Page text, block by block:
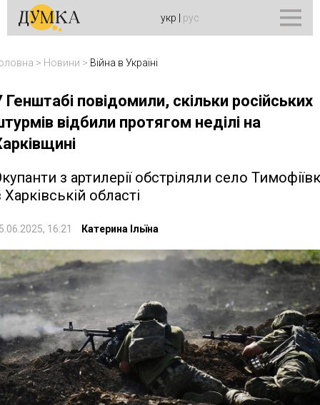
укр рус
> Новини > Війна в Україні
Генштабі повідомили, скільки російських
відбили протягом неділі на
з артилерії обстріляли село
Харківській області
16:21 Катерина Ільїна